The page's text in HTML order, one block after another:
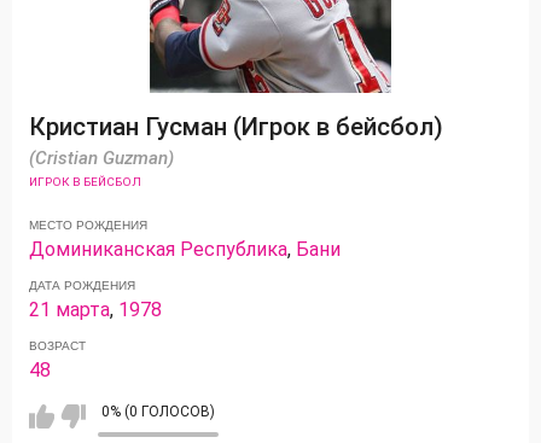
Кристиан Гусман (Игрок в бейсбол)
(Cristian Guzman)
ИГРОК В БЕЙСБОЛ
МЕСТО РОЖДЕНИЯ
Доминиканская Республика, Бани
ДАТА РОЖДЕНИЯ
21 марта, 1978
ВОЗРАСТ
48
0% (0 ГОЛОСОВ)